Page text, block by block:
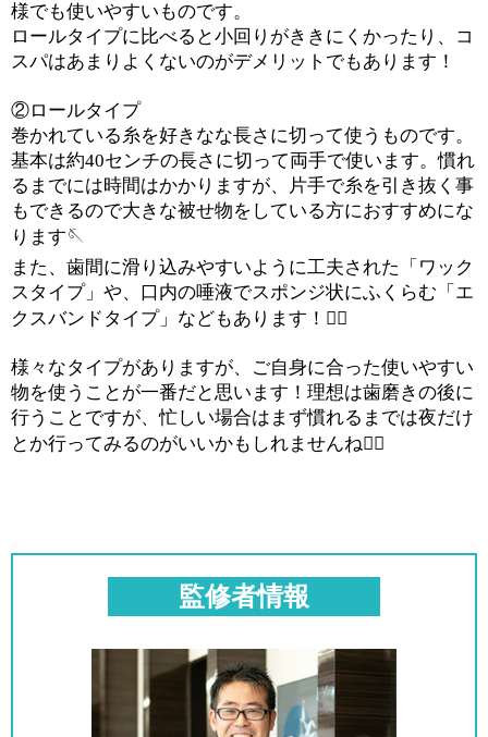
様でも使いやすいものです。
ロールタイプに比べると小回りがききにくかったり、コ
スパはあまりよくないのがデメリットでもあります！
②ロールタイプ
巻かれている糸を好きなな長さに切って使うものです。
基本は約40センチの長さに切って両手で使います。慣れ
るまでには時間はかかりますが、片手で糸を引き抜く事
もできるので大きな被せ物をしている方におすすめにな
ります🪡
また、歯間に滑り込みやすいように工夫された「ワック
スタイプ」や、口内の唾液でスポンジ状にふくらむ「エ
クスバンドタイプ」などもあります！ 🙋‍♀️
様々なタイプがありますが、ご自身に合った使いやすい
物を使うことが一番だと思います！理想は歯磨きの後に
行うことですが、忙しい場合はまず慣れるまでは夜だけ
とか行ってみるのがいいかもしれませんね🙆‍♀️
監修者情報